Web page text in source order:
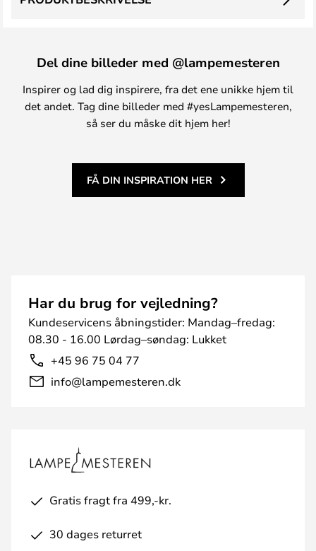
Del dine billeder med @lampemesteren
Inspirer og lad dig inspirere, fra det ene unikke hjem til
det andet. Tag dine billeder med #yesLampemesteren,
så ser du måske dit hjem her!
FÅ DIN INSPIRATION HER
Har du brug for vejledning?
Kundeservicens åbningstider: Mandag–fredag:
08.30 - 16.00 Lørdag–søndag: Lukket
+45 96 75 04 77
info@lampemesteren.dk
Gratis fragt fra 499,-kr.
30 dages returret